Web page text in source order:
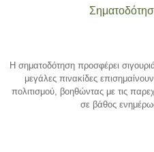
Η σηματοδότηση προσφέρει
μεγάλες πινακίδες
πολιτισμού, βοηθώντας με τις
σε βάθος